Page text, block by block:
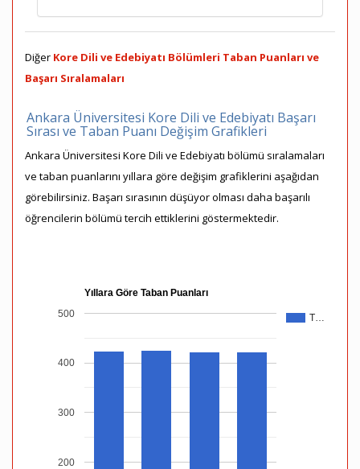
Diğer Kore Dili ve Edebiyatı Bölümleri Taban Puanları ve
Başarı Sıralamaları
Ankara Üniversitesi Kore Dili ve Edebiyatı Başarı
Sırası ve Taban Puanı Değişim Grafikleri
Ankara Üniversitesi Kore Dili ve Edebiyatı bölümü sıralamaları
ve taban puanlarını yıllara göre değişim grafiklerini aşağıdan
görebilirsiniz. Başarı sırasının düşüyor olması daha başarılı
öğrencilerin bölümü tercih ettiklerini göstermektedir.
Yıllara Göre Taban Puanları
T…
200
300
400
500